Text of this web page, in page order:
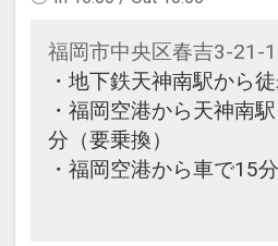
福岡市中央区春吉3-21-
・地下鉄天神南駅から
・福岡空港から天神南
分（要乗換）
・福岡空港から車で15分